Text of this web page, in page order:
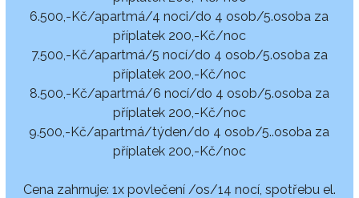
6.500,-Kč/apartmá/4 noci/do 4 osob/5.osoba za
příplatek 200,-Kč/noc
7.500,-Kč/apartmá/5 nocí/do 4 osob/5.osoba za
příplatek 200,-Kč/noc
8.500,-Kč/apartmá/6 nocí/do 4 osob/5.osoba za
příplatek 200,-Kč/noc
9.500,-Kč/apartmá/týden/do 4 osob/5..osoba za
příplatek 200,-Kč/noc
Cena zahrnuje: 1x povlečení /os/14 nocí, spotřebu el.